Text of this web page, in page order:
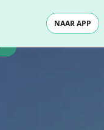
NAAR APP